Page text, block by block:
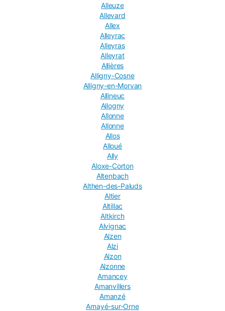
Alleuze
Allevard
Allex
Alleyrac
Alleyras
Alleyrat
Allières
Alligny-Cosne
Alligny-en-Morvan
Allineuc
Allogny
Allonne
Allonne
Allos
Alloué
Ally
Aloxe-Corton
Altenbach
Althen-des-Paluds
Altier
Altillac
Altkirch
Alvignac
Alzen
Alzi
Alzon
Alzonne
Amancey
Amanvillers
Amanzé
Amayé-sur-Orne